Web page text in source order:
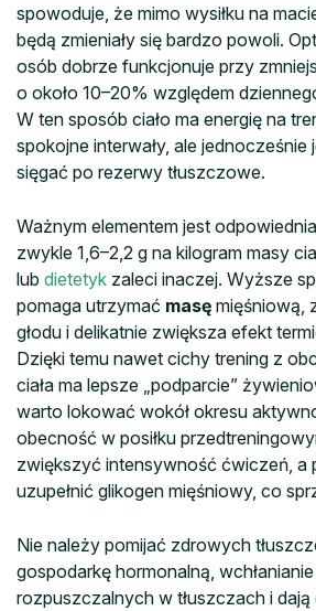
spowoduje, że mimo wysiłku na
będą zmieniały się bardzo powoli.
osób dobrze funkcjonuje przy
o około 10–20% względem
W ten sposób ciało ma energię na
spokojne interwały, ale jednocześnie
sięgać po rezerwy tłuszczowe.
Ważnym elementem jest
zwykle 1,6–2,2 g na kilogram masy
lub dietetyk zaleci inaczej. Wyższe
pomaga utrzymać masę mięśniową,
głodu i delikatnie zwiększa efekt
Dzięki temu nawet cichy trening z
ciała ma lepsze „podparcie”
warto lokować wokół okresu
obecność w posiłku
zwiększyć intensywność ćwiczeń, a
uzupełnić glikogen mięśniowy, co
Nie należy pomijać zdrowych
gospodarkę hormonalną,
rozpuszczalnych w tłuszczach i dają